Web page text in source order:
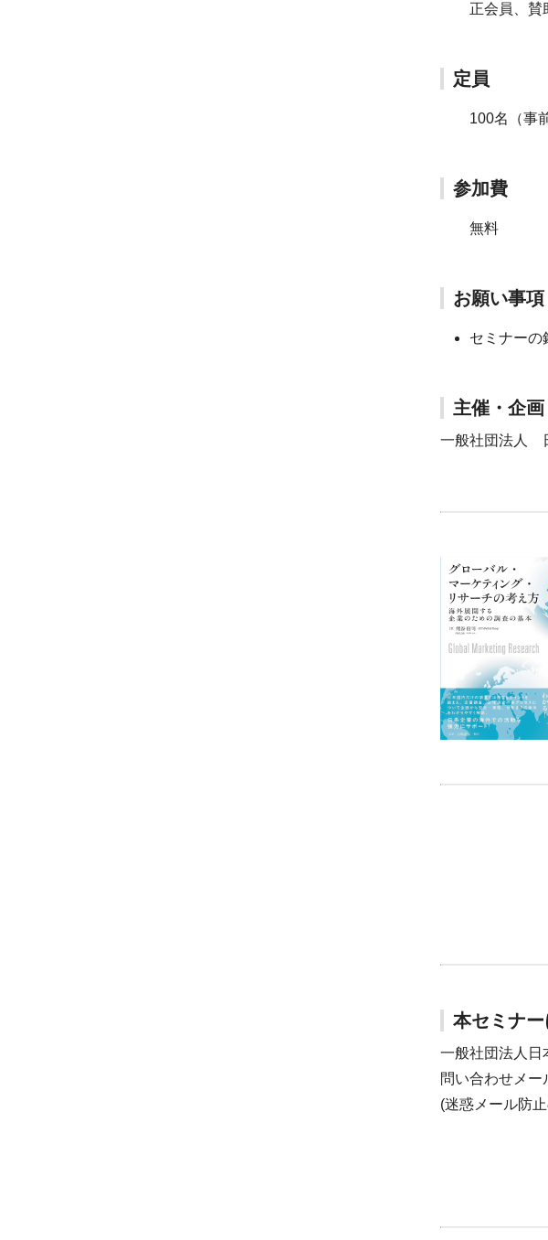
正会員、賛
定員
100名（事
参加費
無料
お願い事項
セミナーの
主催・企画
一般社団法人
本セミナー
一般社団法人日
問い合わせメー
(迷惑メール防